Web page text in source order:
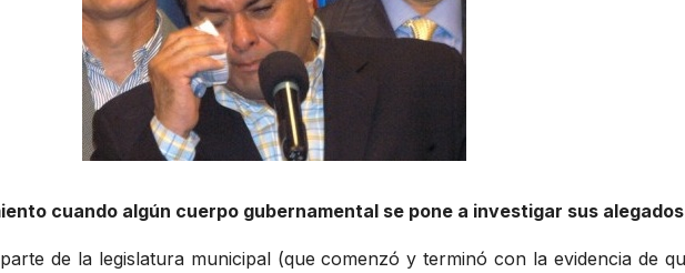
cuando algún cuerpo gubernamental se pone a investigar sus
de la legislatura municipal (que comenzó y terminó con la evidencia de